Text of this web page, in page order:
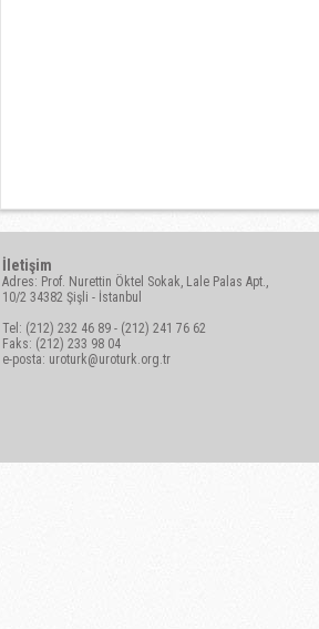
İletişim
Adres: Prof. Nurettin Öktel Sokak, Lale Palas Apt.,
10/2 34382 Şişli - İstanbul
Tel: (212) 232 46 89 - (212) 241 76 62
Faks: (212) 233 98 04
e-posta: uroturk@uroturk.org.tr